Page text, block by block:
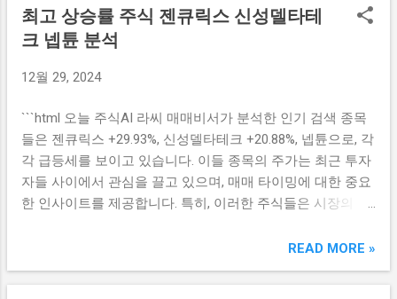
볼 수 있다. 일반적으로 주가가 특정 가격대를 넘어서는 것이
투자자들에게 심리적인 안정을 주며, 이는 추가적인 매수세
는 가격대로, 이를 돌파함으로써 투자자들은 테크윙의 향후
심을 가질 가능성이 높다. 또한, 40,000원 돌파는 기술적 분석
에서도 중요한 저항선을 넘어선 것으로 해석될 수 있다. 이와
같은 저항선을...
이번 혹평의 직접적인 영향을 받으면서 큰 폭의 하락을 경험
했다. 이러한 주식의 하락 현상은 단순히 리뷰와 평점을 넘어,
다는 점에서 우려를 자아낸다. 시장에서는 '오징어게임2'의
적되고 있으며, 이는 투자자들에게 넷플릭스의 향후 콘텐츠
생산의 질에 대한 의문을 불러일으키고 있다. 특히, 첫 시즌의
대박이 두 번째 시즌의 기대감을 증대시켰지만, 그에 비해 실
망스러운 결과가 나타나면서 주식 시장에도 부정적인 영향을
미치고 있다. 계속해서 ‘오징어게임2’의 혹평이 이어진다면,
황에서는 투자자들이 보수적인 접근을 취하게 될 것이며, 이
는 다른 콘텐츠 사업자들에게도 여파를 미칠 가능성이 높다.
최고 상승률 주식 젠큐릭스 신성델타테
크 넵튠 분석
12월 29, 2024
```html 오늘 주식AI 라씨 매매비서가 분석한 인기 검색 종목
들은 젠큐릭스 +29.93%, 신성델타테크 +20.88%, 넵튠으로, 각
각 급등세를 보이고 있습니다. 이들 종목의 주가는 최근 투자
자들 사이에서 관심을 끌고 있으며, 매매 타이밍에 대한 중요
한 인사이트를 제공합니다. 특히, 이러한 주식들은 시장의 변
급등세 분석 젠큐릭스는 최근 주가가 +29.93% 상승하며 많은
투자자들의 관심을 받고 있습니다. 이 회사는 유전자 분석 솔
루션을 제공하는 기업으로, 최근 발표된 신제품이 큰 화제를
READ MORE »